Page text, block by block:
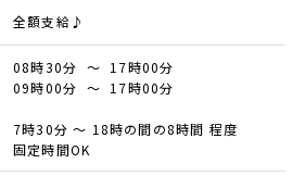
全額支給♪
08時30分 ～ 17時00分
09時00分 ～ 17時00分
7時30分 ～ 18時の間の8時間 程度
固定時間OK